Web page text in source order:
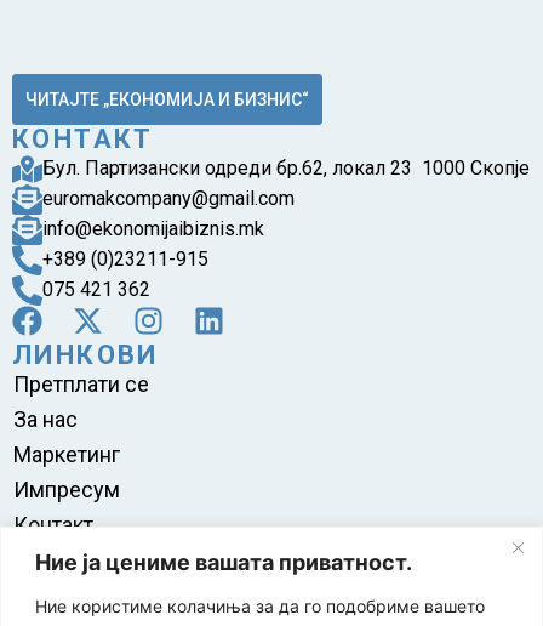
Ние ја цениме вашата приватност.
Ние користиме колачиња за да го подобриме вашето
ЧИТАЈТЕ „ЕКОНОМИЈА И БИЗНИС“
КОНТАКТ
Бул. Партизански одреди бр.62, локал 23 1000 Скопје
euromakcompany@gmail.com
info@ekonomijaibiznis.mk
+389 (0)23211-915
075 421 362
ЛИНКОВИ
Претплати се
За нас
Маркетинг
Импресум
Контакт
Правила на користење